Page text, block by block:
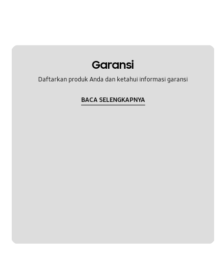
Garansi
Daftarkan produk Anda dan ketahui informasi garansi
BACA SELENGKAPNYA